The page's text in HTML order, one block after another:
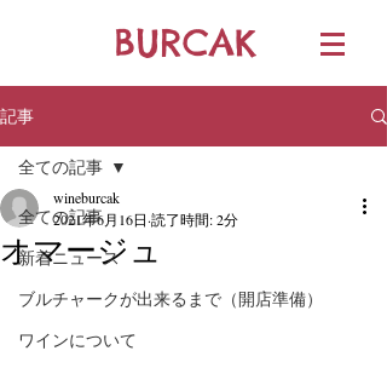
BURCAK
記事
全ての記事
新着ニュース
ブルチャークが出来るまで（開店準備）
ワインについて
全ての記事
オマージュ
wineburcak
2021年6月16日 読了時間: 2分